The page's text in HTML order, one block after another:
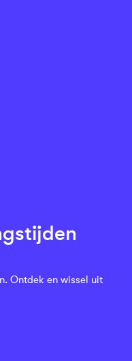
Ontdek en wissel uit